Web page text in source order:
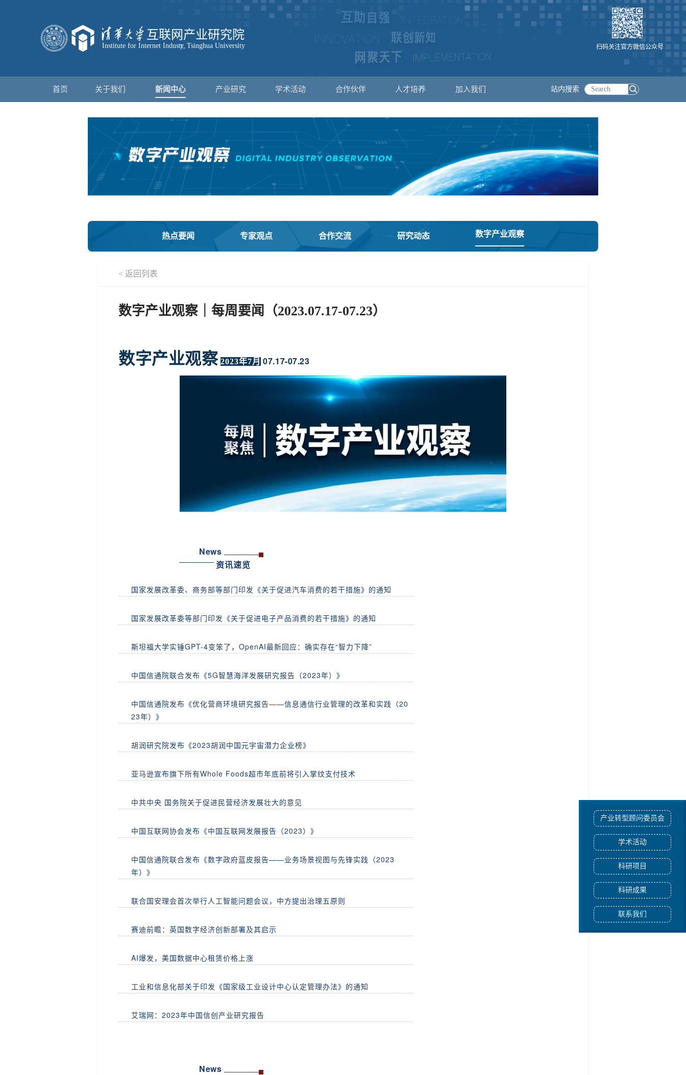
扫码关注官方微信公众号
首页 关于我们 新闻中心 产业研究 学术活动 合作伙伴 人才培养 加入我们 站内搜索
产业转型顾问委员会
学术活动
科研项目
科研成果
联系我们
热点要闻 专家观点 合作交流 研究动态 数字产业观察
< 返回列表
数字产业观察｜每周要闻（2023.07.17-07.23）
数字产业观察 2023年7月 07.17-07.23
News
资讯速览
国家发展改革委、商务部等部门印发《关于促进汽车消费的若干措施》的通知
国家发展改革委等部门印发《关于促进电子产品消费的若干措施》的通知
斯坦福大学实锤GPT-4变笨了，OpenAI最新回应：确实存在“智力下降”
中国信通院联合发布《5G智慧海洋发展研究报告（2023年）》
中国信通院发布《优化营商环境研究报告——信息通信行业管理的改革和实践（20
23年）》
胡润研究院发布《2023胡润中国元宇宙潜力企业榜》
亚马逊宣布旗下所有Whole Foods超市年底前将引入掌纹支付技术
中共中央 国务院关于促进民营经济发展壮大的意见
中国互联网协会发布《中国互联网发展报告（2023）》
中国信通院联合发布《数字政府蓝皮报告——业务场景视图与先锋实践（2023
年）》
联合国安理会首次举行人工智能问题会议，中方提出治理五原则
赛迪前瞻：英国数字经济创新部署及其启示
AI爆发，美国数据中心租赁价格上涨
工业和信息化部关于印发《国家级工业设计中心认定管理办法》的通知
艾瑞网：2023年中国信创产业研究报告
News